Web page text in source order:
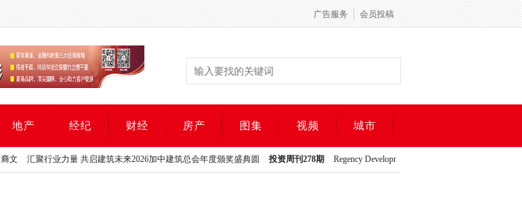
广告服务 会员投稿
地产 经纪 财经 房产 图集 视频 城市
汇聚行业力量 共启建筑未来2026加中建筑总会年度颁奖盛典圆 投资周刊278期 Regency Development又一最新项目Chateau Markham